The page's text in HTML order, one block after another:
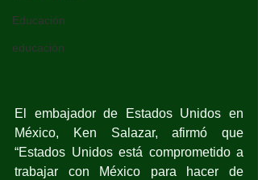
Educación
educación
El embajador de Estados Unidos en
México, Ken Salazar, afirmó que
“Estados Unidos está comprometido a
trabajar con México para hacer de